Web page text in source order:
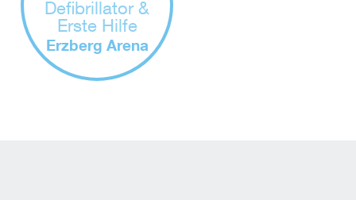
Defibrillator &
Erste Hilfe
Erzberg Arena